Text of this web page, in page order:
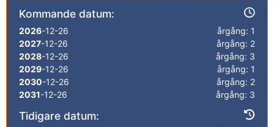
Kommande datum:
2026-12-26
årgång: 1
2027-12-26
årgång: 2
2028-12-26
årgång: 3
2029-12-26
årgång: 1
2030-12-26
årgång: 2
2031-12-26 årgång: 3
Tidigare datum: